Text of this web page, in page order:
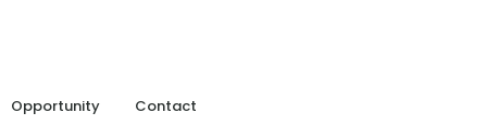
Opportunity Contact